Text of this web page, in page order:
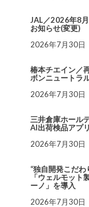
JAL／2026年8
お知らせ(変更)
2026年7月30日
椿本チエイン／
ボンニュートラ
2026年7月30日
三井倉庫ホール
AI出荷検品アプ
2026年7月30日
“独自開発こだ
「ウェルモット
ーノ」を導入
2026年7月30日